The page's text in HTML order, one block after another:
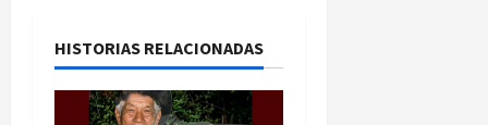
i
ó
HISTORIAS RELACIONADAS